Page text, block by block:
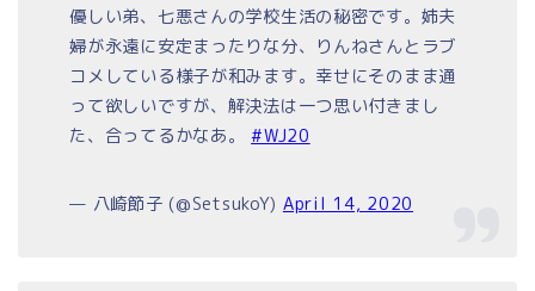
優しい弟、七悪さんの学校生活の秘密です。姉夫
婦が永遠に安定まったりな分、りんねさんとラブ
コメしている様子が和みます。幸せにそのまま通
って欲しいですが、解決法は一つ思い付きまし
た、合ってるかなあ。#WJ20
— 八崎節子 (@SetsukoY) April 14, 2020